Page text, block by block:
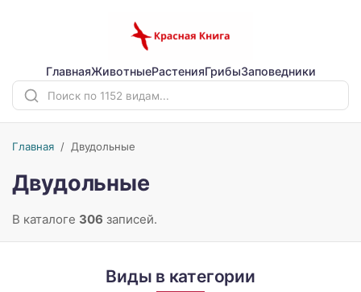
ГлавнаяЖивотныеРастенияГрибыЗаповедники
Главная / Двудольные
Двудольные
В каталоге 306 записей.
Виды в категории